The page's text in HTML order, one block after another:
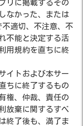
リに掲載するその
なかった、または
適切、不注意、不
不能と決定する活
用規約を直ちに終
イトおよび本サー
ちに終了するもの
権、仲裁、責任の
放棄に関するすべ
終了後も、満了ま